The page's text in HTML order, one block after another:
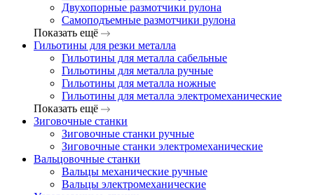
Двухопорные размотчики рулона
Самоподъемные размотчики рулона
Показать ещё
Гильотины для резки металла
Гильотины для металла сабельные
Гильотины для металла ручные
Гильотины для металла ножные
Гильотины для металла электромеханические
Показать ещё
Зиговочные станки
Зиговочные станки ручные
Зиговочные станки электромеханические
Вальцовочные станки
Вальцы механические ручные
Вальцы электромеханические